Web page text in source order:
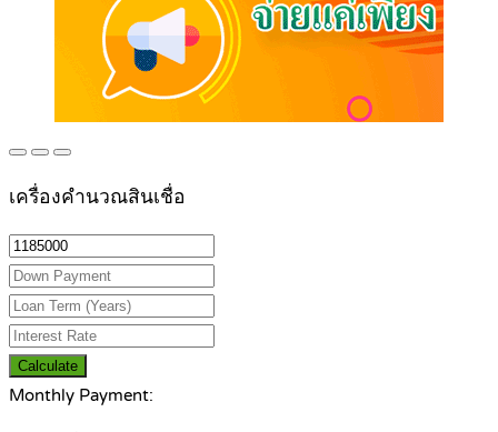
เครื่องคำนวณสินเชื่อ
Calculate
Monthly Payment: